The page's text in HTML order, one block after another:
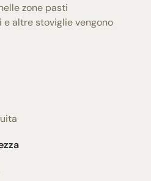
zone pasti
altre stoviglie vengono